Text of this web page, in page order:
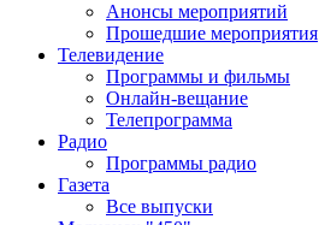
Анонсы мероприятий
Прошедшие мероприятия
Телевидение
Программы и фильмы
Онлайн-вещание
Телепрограмма
Радио
Программы радио
Газета
Все выпуски